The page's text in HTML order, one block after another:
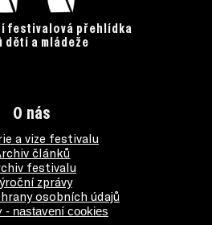
festivalová přehlídka
dětí a mládeže
O nás
a vize festivalu
článků
festivalu
zprávy
osobních údajů
- nastavení cookies